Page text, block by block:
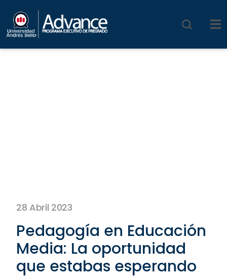
28 Abril 2023
Pedagogía en Educación
Media: La oportunidad
que estabas esperando